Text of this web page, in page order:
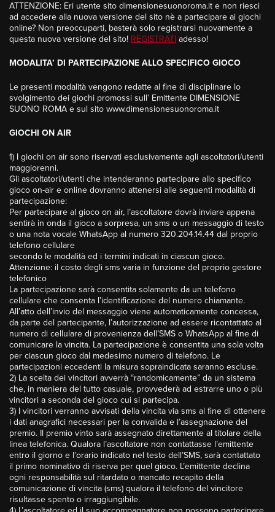
ATTENZIONE: Eri utente sito dimensionesuonoroma.it e non riesci
ad accedere alla nuova versione del sito nè a partecipare ai giochi
online? Non preoccuparti, basterà solo registrarsi nuovamente a
questa nuova versione del sito! REGISTRATI adesso!
MODALITA’ DI PARTECIPAZIONE ALLO SPECIFICO GIOCO
Le presenti modalità vengono redatte al fine di disciplinare lo
svolgimento dei giochi promossi sull’ Emittente DIMENSIONE
SUONO ROMA e sul sito www.dimensionesuonoroma.it
GIOCHI ON AIR
1) I giochi on air sono riservati esclusivamente agli ascoltatori/utenti
maggiorenni.
Gli ascoltatori/utenti che intenderanno partecipare allo specifico
gioco on-air e online dovranno attenersi alle seguenti modalità di
partecipazione:
Per partecipare al gioco on air, l’ascoltatore dovrà inviare appena
sentirà in onda il gioco a sorpresa, un sms o un messaggio di testo
o una nota vocale WhatsApp al numero 320.204.14.44 dal proprio
telefono cellulare
secondo le modalità ed i termini indicati in ciascun gioco.
Attenzione: il costo degli sms varia in funzione del proprio gestore
telefonico
La partecipazione sarà consentita solamente da un telefono
cellulare che consenta l’identificazione del numero chiamante.
All’atto dell’invio del messaggio viene automaticamente concessa,
da parte del partecipante, l’autorizzazione ad essere ricontattato al
numero di cellulare di provenienza dell’SMS o WhatsApp al fine di
comunicare la vincita. La partecipazione è consentita una sola volta
per ciascun gioco dal medesimo numero di telefono. Le
partecipazioni eccedenti la misura sopraindicata saranno escluse.
2) La scelta dei vincitori avverrà “randomicamente” da un sistema
che, in maniera del tutto casuale, provvederà ad estrarre uno o più
vincitori a seconda del gioco cui si partecipa.
3) I vincitori verranno avvisati della vincita via sms al fine di ottenere
i dati anagrafici necessari per la convalida e l’assegnazione del
premio. Il premio vinto sarà assegnato direttamente al titolare della
linea telefonica. Qualora l’ascoltatore non contattasse l’emittente
entro il giorno e l’orario indicato nel testo dell’SMS, sarà contattato
il primo nominativo di riserva per quel gioco. L’emittente declina
ogni responsabilità sul ritardato o mancato recapito della
comunicazione di vincita (sms) qualora il telefono del vincitore
risultasse spento o irraggiungibile.